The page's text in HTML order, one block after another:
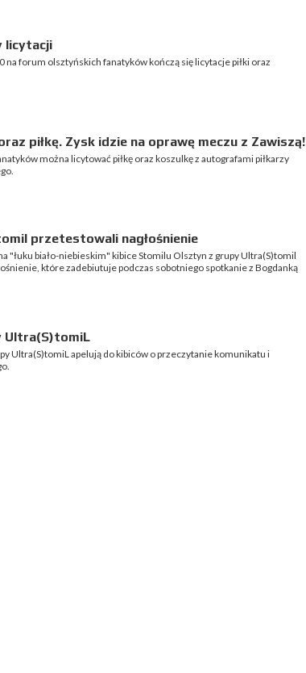
licytacji
na forum olsztyńskich fanatyków kończą się licytacje piłki oraz
piłkę. Zysk idzie na oprawę meczu z Zawiszą!
można licytować piłkę oraz koszulkę z autografami piłkarzy
przetestowali nagłośnienie
"łuku biało-niebieskim" kibice Stomilu Olsztyn z grupy Ultra(S)tomil
które zadebiutuje podczas sobotniego spotkanie z Bogdanką
Ultra(S)tomiL
Ultra(S)tomiL apelują do kibiców o przeczytanie komunikatu i